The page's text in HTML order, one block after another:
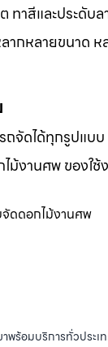
ทาสีและประดั
ลากหลายขน
ถจัดได้ทุกรูปแ
ม้งานศพ ของใช้
ดดอกไม้งานศพ
พร้อมบริการทั่วประเ